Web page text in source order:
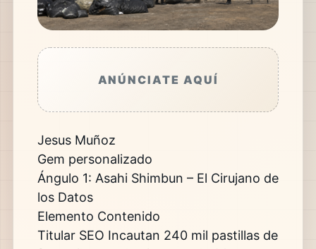
ANÚNCIATE AQUÍ
Jesus Muñoz
Gem personalizado
Ángulo 1: Asahi Shimbun – El Cirujano de
los Datos
Elemento Contenido
Titular SEO Incautan 240 mil pastillas de